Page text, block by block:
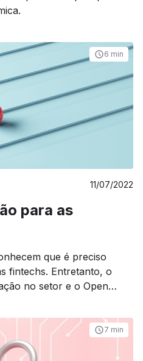
6 min
11/07/2022
para as
que é preciso
fintechs. Entretanto, o
no setor e o Open
rígido”. Essa é a opinião
Gorila.
7 min